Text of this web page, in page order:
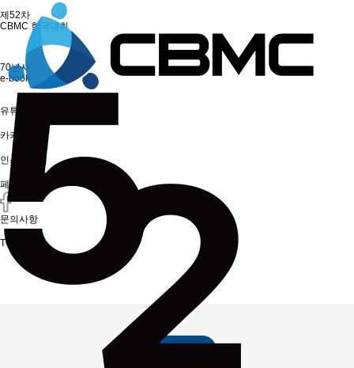
제52차
CBMC 한국대회
70년사
e-book
유튜브
카카오톡
인스타그램
페이스북
문의사항
TOP